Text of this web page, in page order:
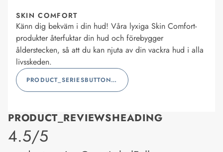
SKIN COMFORT
Känn dig bekväm i din hud! Våra lyxiga Skin Comfort-
produkter återfuktar din hud och förebygger
ålderstecken, så att du kan njuta av din vackra hud i alla
livsskeden.
PRODUCT_SERIESBUTTONLABEL
PRODUCT_REVIEWSHEADING
product_rating
4.5/5